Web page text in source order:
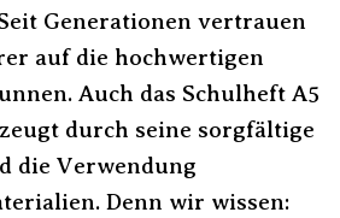
Generationen vertrauen
auf die hochwertigen
Auch das Schulheft A5
durch seine sorgfältige
die Verwendung
Denn wir wissen: